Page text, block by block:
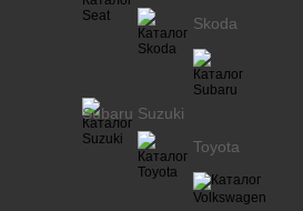
Skoda
Subaru Suzuki
Toyota